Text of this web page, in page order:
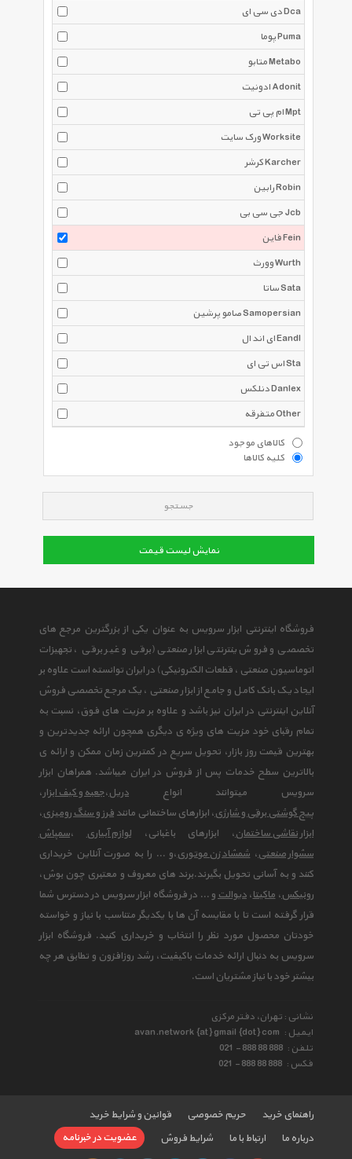
دی سی ای Dca
پوما Puma
متابو Metabo
ادونیت Adonit
ام پی تی Mpt
ورک سایت Worksite
کرشر Karcher
رابین Robin
جی سی بی Jcb
فاین Fein
وورث Wurth
ساتا Sata
صامو پرشین Samopersian
ای اند ال Eandl
اس تی ای Sta
دنلکس Danlex
متفرقه Other
کالاهای موجود
کلیه کالاها
جستجو
نمایش لیست قیمت
فروشگاه اینترنتی ابزار سرویس به عنوان یکی از بزرگترین مرجع های
تخصصی و فروش ینترنتی ابزار صنعتی (برقی و غیر برقی ، تجهیزات
اتوماسیون صنعتی ، قطعات الکترونیکی) در ایران توانسته است علاوه بر
ایجاد یک بانک کامل و جامع از ابزار صنعتی ، یک مرجع تخصصی فروش
آنلاین اینترنتی در ایران نیز باشد و علاوه بر مزیت های فوق، نسبت به
تمام رقبای خود مزیت های ویژه ی دیگری همچون ارائه جدیدترین و
بهترین قیمت روز بازار، تحویل سریع در کمترین زمان ممکن و ارائه ی
بالاترین سطح خدمات پس از فروش در ایران میباشد. همراهان ابزار
سرویس میتوانند انواع دریل،جعبه و کیف ابزار،
پیچ گوشتی برقی و شارژی، ابزارهای ساختمانی مانند فرز و سنگ رومیزی،
ابزار نقاشی ساختمان، ابزارهای باغبانی،لوازم آبیاری ،سمپاش
سشوار صنعتی،شمشاد زن موتوری،و ... را به صورت آنلاین خریداری
کنند و به آسانی تحویل بگیرند.برند های معروف و معتبری چون بوش،
رونیکس،ماکیتا،دیوالتو ... در فروشگاه ابزار سرویس در دسترس شما
قرار گرفته است تا با مقایسه آن ها با یکدیگر متناسب با نیاز و خواسته
خودتان محصول مورد نظر را انتخاب و خریداری کنید. فروشگاه ابزار
سرویس به دنبال ارائه خدمات باکیفیت، رشد روزافزون و تطابق هر چه
بیشتر خود با نیاز مشتریان است.
نشانی : تهران، دفتر مرکزی
ایمیل : avan.network {at} gmail {dot} com
تلفن : 021 - 888 88 888
فکس : 021 - 888 88 888
راهنمای خرید حریم خصوصی
قوانین و شرایط خرید
درباره ما
ارتباط با ما شرایط فروش عضویت در خبرنامه